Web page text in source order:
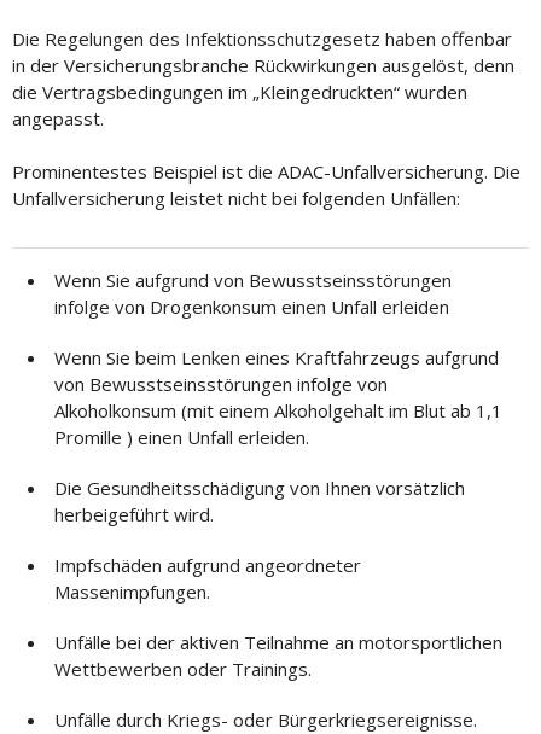
Die Regelungen des Infektionsschutzgesetz haben offenbar
in der Versicherungsbranche Rückwirkungen ausgelöst, denn
die Vertragsbedingungen im „Kleingedruckten“ wurden
angepasst.
Prominentestes Beispiel ist die ADAC-Unfallversicherung. Die
Unfallversicherung leistet nicht bei folgenden Unfällen:
Wenn Sie aufgrund von Bewusstseinsstörungen
infolge von Drogenkonsum einen Unfall erleiden
Wenn Sie beim Lenken eines Kraftfahrzeugs aufgrund
von Bewusstseinsstörungen infolge von
Alkoholkonsum (mit einem Alkoholgehalt im Blut ab 1,1
Promille ) einen Unfall erleiden.
Die Gesundheitsschädigung von Ihnen vorsätzlich
herbeigeführt wird.
Impfschäden aufgrund angeordneter
Massenimpfungen.
Unfälle bei der aktiven Teilnahme an motorsportlichen
Wettbewerben oder Trainings.
Unfälle durch Kriegs- oder Bürgerkriegsereignisse.